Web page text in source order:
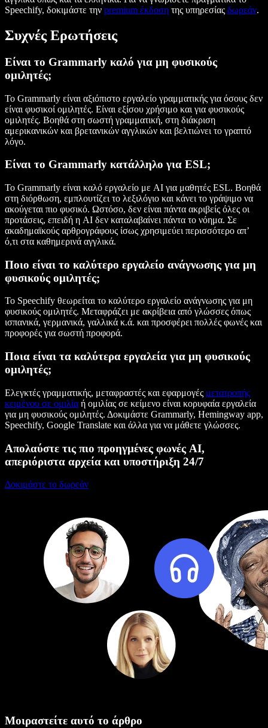
Speechify, δοκιμάστε την premium έκδοση της υπηρεσίας δωρεάν.
Συχνές Ερωτήσεις
Είναι το Grammarly καλό για μη φυσικούς
ομιλητές;
Το Grammarly είναι αξιόπιστο εργαλείο γραμματικής για όσους δεν
είναι φυσικοί ομιλητές. Είναι εξίσου χρήσιμο και για φυσικούς
ομιλητές. Βοηθά στη σωστή γραμματική, στη διάκριση
αμερικανικών και βρετανικών αγγλικών και βελτιώνει το γραπτό
λόγο.
Είναι το Grammarly κατάλληλο για ESL;
Το Grammarly είναι καλό εργαλείο με AI για μαθητές ESL. Βοηθά
στη διόρθωση, εμπλουτίζει το λεξιλόγιο και κάνει το γράψιμο να
ακούγεται πιο φυσικό. Ωστόσο, δεν είναι πάντα ακριβείς όλες οι
προτάσεις, επειδή η AI δεν καταλαβαίνει πάντα το νόημα. Σε
ακαδημαϊκούς αρθρογράφους ίσως χρησιμεύει περισσότερο απ’
ό,τι στα καθημερινά αγγλικά.
Ποιο είναι το καλύτερο εργαλείο ανάγνωσης για μη
φυσικούς ομιλητές;
Το Speechify θεωρείται το καλύτερο εργαλείο ανάγνωσης για μη
φυσικούς ομιλητές. Μεταφράζει με ακρίβεια από γλώσσες όπως
ισπανικά, γερμανικά, γαλλικά κ.ά. και προσφέρει πολλές φωνές και
προφορές για σωστή προφορά.
Ποια είναι τα καλύτερα εργαλεία για μη φυσικούς
ομιλητές;
Ελεγκτές γραμματικής, μεταφραστές και εφαρμογές μετατροπής
κειμένου σε ομιλία ή ομιλίας σε κείμενο είναι κορυφαία εργαλεία
για μη φυσικούς ομιλητές. Δοκιμάστε Grammarly, Hemingway app,
Speechify, Google Translate και άλλα για να μάθετε γλώσσες.
Απολαύστε τις πιο προηγμένες φωνές AI,
απεριόριστα αρχεία και υποστήριξη 24/7
Δοκιμάστε το δωρεάν
Μοιραστείτε αυτό το άρθρο